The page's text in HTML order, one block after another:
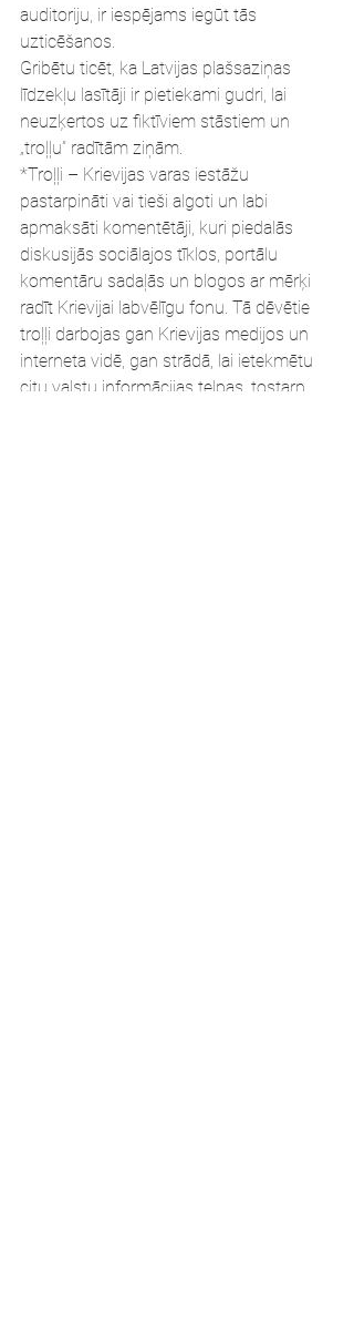
auditoriju, ir iespējams iegūt tās
uzticēšanos.
Gribētu ticēt, ka Latvijas plašsaziņas
līdzekļu lasītāji ir pietiekami gudri, lai
neuzķertos uz fiktīviem stāstiem un
„troļļu” radītām ziņām.
*Troļļi – Krievijas varas iestāžu
pastarpināti vai tieši algoti un labi
apmaksāti komentētāji, kuri piedalās
diskusijās sociālajos tīklos, portālu
komentāru sadaļās un blogos ar mērķi
radīt Krievijai labvēlīgu fonu. Tā dēvētie
troļļi darbojas gan Krievijas medijos un
interneta vidē, gan strādā, lai ietekmētu
citu valstu informācijas telpas, tostarp